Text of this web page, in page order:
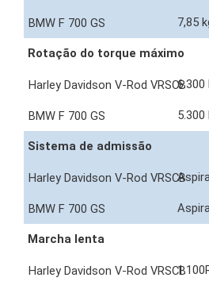
7,85
Rotação do torque máximo
6.300
5.300
Sistema de admissão
Marcha lenta